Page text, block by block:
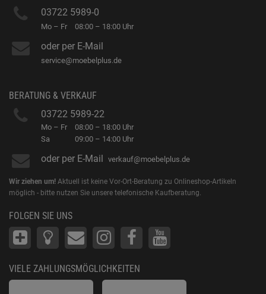
03722 5989-0
Mo – Fr 08:00 – 18:00 Uhr
oder per E-Mail
service@moebelplus.de
BERATUNG & VERKAUF
03722 5989-22
Mo – Fr
Sa
08:00 – 18:00 Uhr
09:00 – 14:00 Uhr
oder per E-Mail verkauf@moebelplus.de
Wir ziehen um! Aktuell ist keine Vor-Ort-Beratung zu Onlineshop-Artikeln
möglich - bitte nutzen Sie unsere telefonische Kaufberatung.
FOLGEN SIE UNS
VIELE ZAHLUNGSMÖGLICHKEITEN